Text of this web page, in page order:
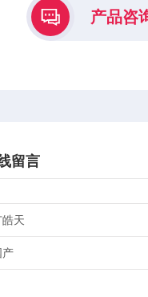
产品咨
留言
皓天
产